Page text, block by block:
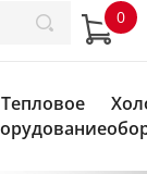
Тепловое